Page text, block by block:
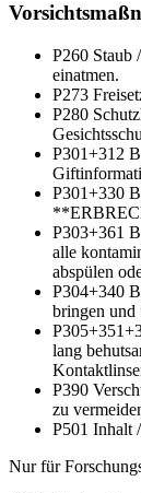
P260 Staub
einatmen.
P273
P280
P301+312
P301+330
P303+361
alle
abspülen
P304+340
bringen und
lang
P390
zu
P501 Inhalt
Nur für